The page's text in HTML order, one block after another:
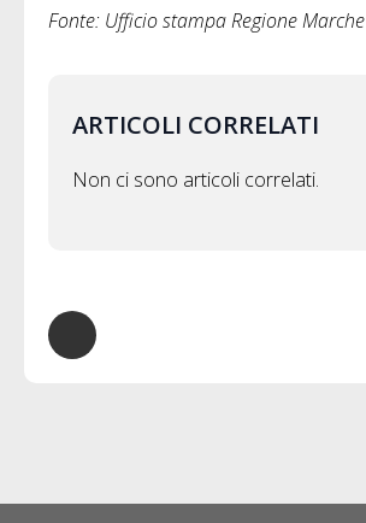
Fonte: Ufficio stampa Regione Marche
ARTICOLI CORRELATI
Non ci sono articoli correlati.